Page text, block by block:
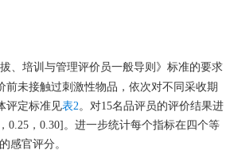
、培训与管理评价员一般导则》标准的要求
未接触过刺激性物品，依次对不同采收期
评定标准见表2。对15名品评员的评价结果进
0.25，0.30]。进一步统计每个指标在四个等
感官评分。